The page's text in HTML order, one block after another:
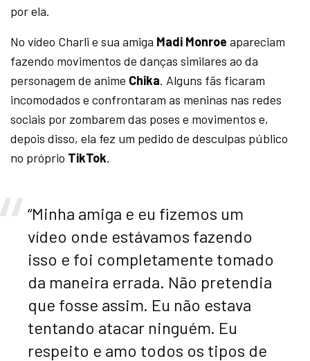
por ela.
No vídeo Charli e sua amiga Madi Monroe apareciam
fazendo movimentos de danças similares ao da
personagem de anime Chika. Alguns fãs ficaram
incomodados e confrontaram as meninas nas redes
sociais por zombarem das poses e movimentos e,
depois disso, ela fez um pedido de desculpas público
no próprio TikTok.
“Minha amiga e eu fizemos um
vídeo onde estávamos fazendo
isso e foi completamente tomado
da maneira errada. Não pretendia
que fosse assim. Eu não estava
tentando atacar ninguém. Eu
respeito e amo todos os tipos de